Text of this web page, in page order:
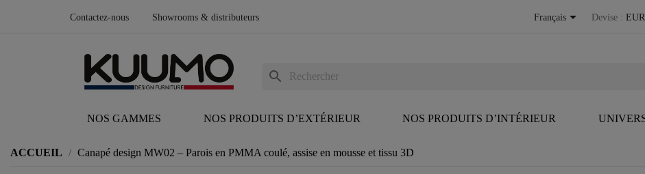
Contactez-nous Showrooms & distributeurs Français Devise :
NOS GAMMES NOS PRODUITS D’EXTÉRIEUR NOS PRODUITS D’INTÉRIEUR
search
ACCUEIL Canapé design MW02 – Parois en PMMA coulé, assise en mousse et tissu 3D